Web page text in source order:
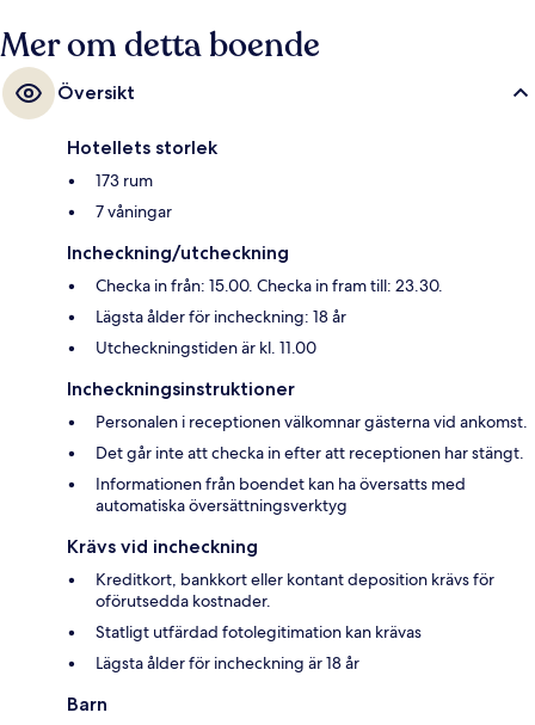
Mer om detta boende
Översikt
Hotellets storlek
173 rum
7 våningar
Incheckning/utcheckning
Checka in från: 15.00. Checka in fram till: 23.30.
Lägsta ålder för incheckning: 18 år
Utcheckningstiden är kl. 11.00
Incheckningsinstruktioner
Personalen i receptionen välkomnar gästerna vid ankomst.
Det går inte att checka in efter att receptionen har stängt.
Informationen från boendet kan ha översatts med
automatiska översättningsverktyg
Krävs vid incheckning
Kreditkort, bankkort eller kontant deposition krävs för
oförutsedda kostnader.
Statligt utfärdad fotolegitimation kan krävas
Lägsta ålder för incheckning är 18 år
Barn